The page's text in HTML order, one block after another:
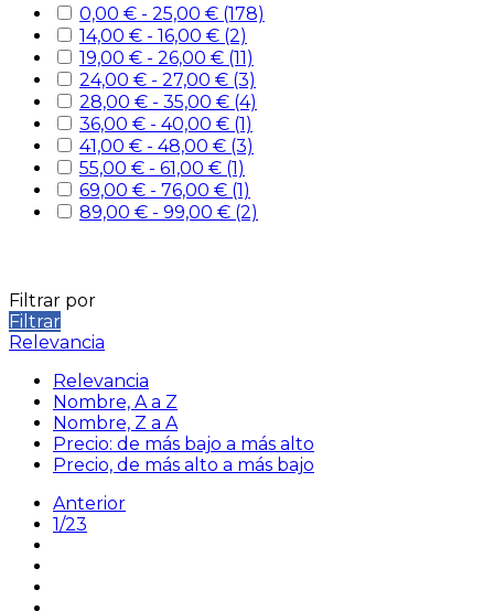
0,00 € - 25,00 € (178)
14,00 € - 16,00 € (2)
19,00 € - 26,00 € (11)
24,00 € - 27,00 € (3)
28,00 € - 35,00 € (4)
36,00 € - 40,00 € (1)
41,00 € - 48,00 € (3)
55,00 € - 61,00 € (1)
69,00 € - 76,00 € (1)
89,00 € - 99,00 € (2)
Filtrar por
Filtrar
Relevancia
Relevancia
Nombre, A a Z
Nombre, Z a A
Precio: de más bajo a más alto
Precio, de más alto a más bajo
Anterior
1/23